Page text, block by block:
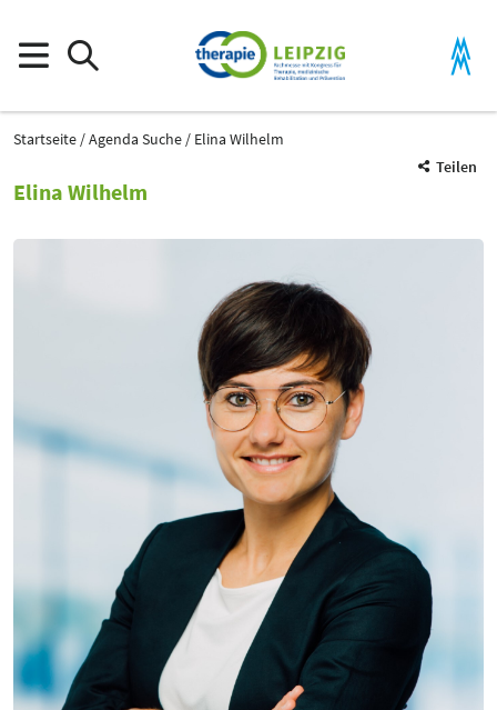
Startseite Agenda Suche
Elina Wilhelm
Teilen
Elina Wilhelm